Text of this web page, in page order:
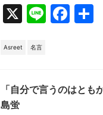
X
Li F
b
Asreet 名言
「自分で言うのはとも
島蛍